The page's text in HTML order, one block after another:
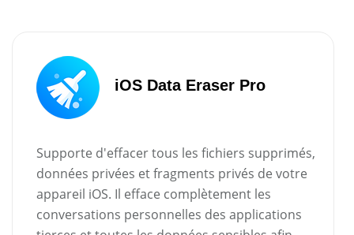
iOS Data Eraser Pro
Supporte d'effacer tous les fichiers supprimés,
données privées et fragments privés de votre
appareil iOS. Il efface complètement les
conversations personnelles des applications